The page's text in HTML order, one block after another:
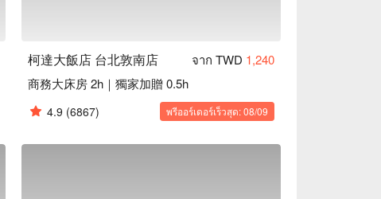
柯達大飯店 台北敦南店 จาก TWD 1,240
商務大床房 2h｜獨家加贈 0.5h
4.9 (6867) พรีออร์เดอร์เร็วสุด: 08/09